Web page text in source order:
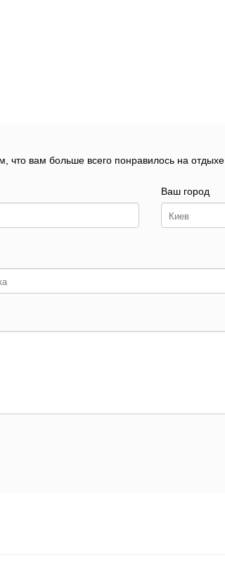
что вам больше всего понравилось на отдыхе.
Ваш город